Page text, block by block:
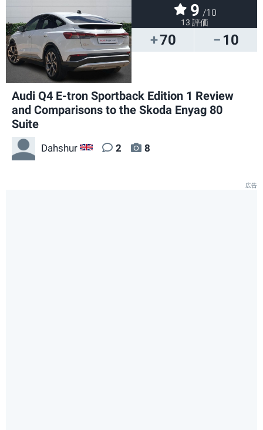
70 10
9 /10
13 評価
Audi Q4 E-tron Sportback Edition 1 Review
and Comparisons to the Skoda Enyag 80
Suite
Dahshur GB 2 8